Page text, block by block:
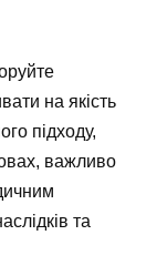
на якість
підходу,
важливо
та